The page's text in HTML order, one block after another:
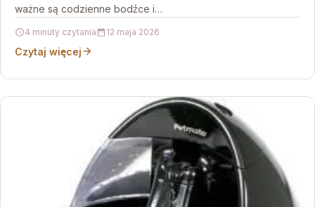
ważne są codzienne bodźce i…
4 minuty czytania 12 maja 2026
Czytaj więcej